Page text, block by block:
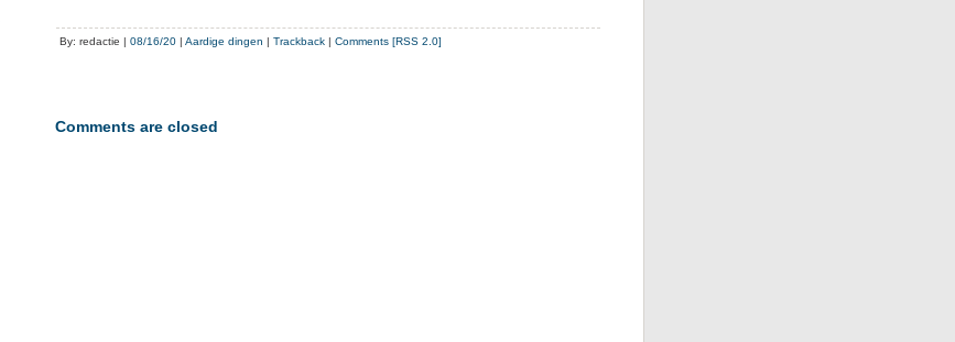
By: redactie | 08/16/20 | Aardige dingen | Trackback | Comments [RSS 2.0]
Comments are closed